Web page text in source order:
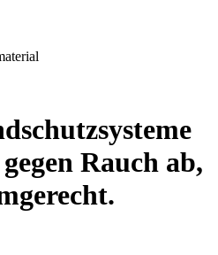
Rauch ab,